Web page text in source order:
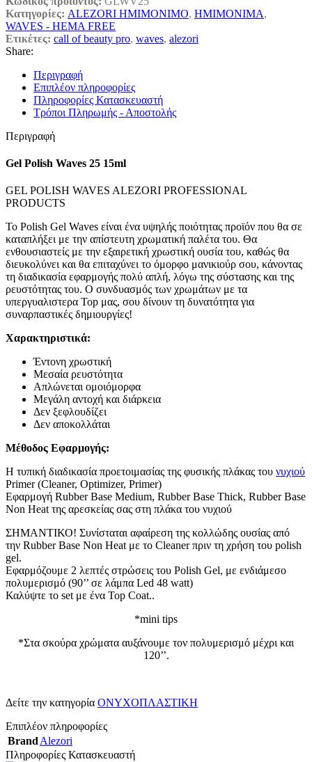
Κατηγορίες: ALEZORI ΗΜΙΜΟΝΙΜΟ, ΗΜΙΜΟΝΙΜΑ,
WAVES - HEMA FREE
Ετικέτες: call of beauty pro, waves, alezori
Share:
Περιγραφή
Επιπλέον πληροφορίες
Πληροφορίες Κατασκευαστή
Τρόποι Πληρωμής - Αποστολής
Περιγραφή
Gel Polish Waves 25 15ml
GEL POLISH WAVES ALEZORI PROFESSIONAL
PRODUCTS
Το Polish Gel Waves είναι ένα υψηλής ποιότητας προϊόν που θα σε
καταπλήξει με την απίστευτη χρωματική παλέτα του. Θα
ενθουσιαστείς με την εξαιρετική χρωστική ουσία του, καθώς θα
διευκολύνει και θα επιταχύνει το όμορφο μανικιούρ σου, κάνοντας
τη διαδικασία εφαρμογής πολύ απλή, λόγω της σύστασης και της
ρευστότητας του. Ο συνδυασμός των χρωμάτων με τα
υπεργυαλιστερα Top μας, σου δίνουν τη δυνατότητα για
συναρπαστικές δημιουργίες!
Χαρακτηριστικά:
Έντονη χρωστική
Μεσαία ρευστότητα
Απλώνεται ομοιόμορφα
Μεγάλη αντοχή και διάρκεια
Δεν ξεφλουδίζει
Δεν αποκολλάται
Μέθοδος Εφαρμογής:
Η τυπική διαδικασία προετοιμασίας της φυσικής πλάκας του νυχιού
Primer (Cleaner, Optimizer, Primer)
Εφαρμογή Rubber Base Medium, Rubber Base Thick, Rubber Base
Non Heat της αρεσκείας σας στη πλάκα του νυχιού
ΣΗΜΑΝΤΙΚΟ! Συνίσταται αφαίρεση της κολλώδης ουσίας από
την Rubber Base Non Heat με το Cleaner πριν τη χρήση του polish
gel.
Εφαρμόζουμε 2 λεπτές στρώσεις του Polish Gel, με ενδιάμεσο
πολυμερισμό (90’’ σε λάμπα Led 48 watt)
Καλύψτε το set με ένα Top Coat..
*mini tips
*Στα σκούρα χρώματα αυξάνουμε τον πολυμερισμό μέχρι και
120’’.
Δείτε την κατηγορία ΟΝΥΧΟΠΛΑΣΤΙΚΗ
Επιπλέον πληροφορίες
BrandAlezori
Πληροφορίες Κατασκευαστή